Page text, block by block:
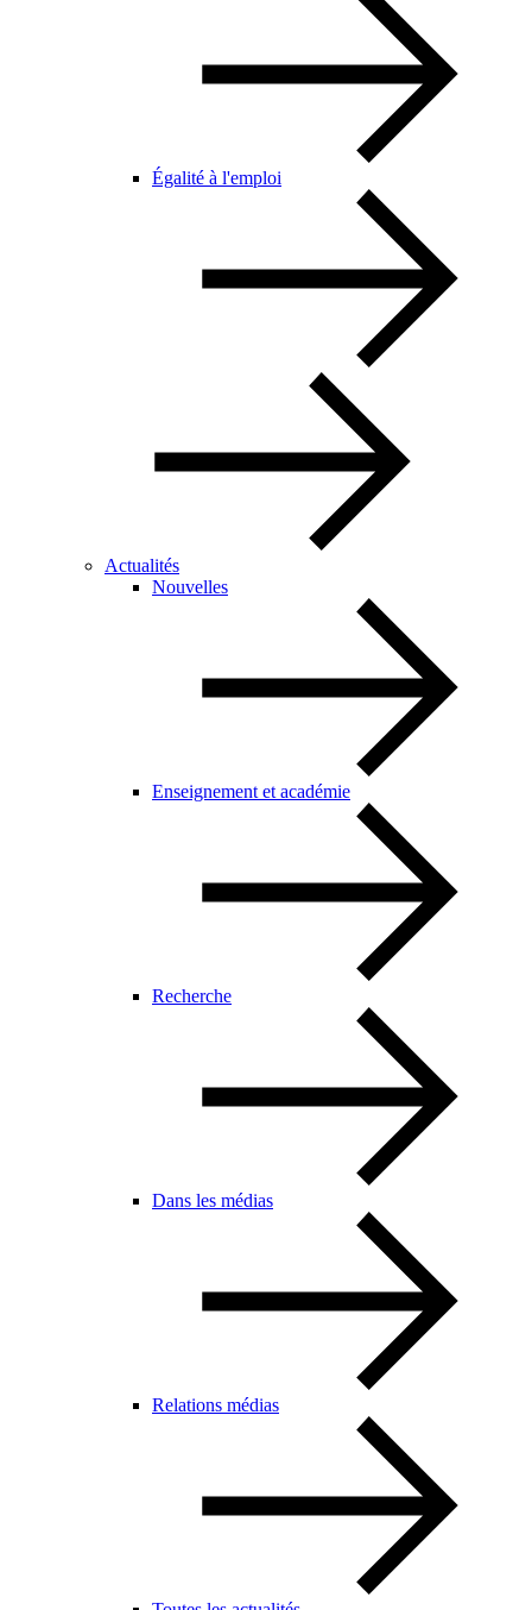
Égalité à l'emploi
Actualités
Nouvelles
Enseignement et académie
Recherche
Dans les médias
Relations médias